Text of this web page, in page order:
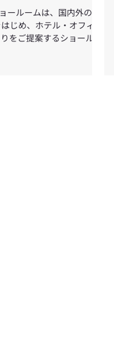
ールームは、国内外のデ
じめ、ホテル・オフィ
をご提案するショールー